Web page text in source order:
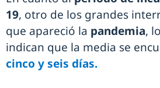
19, otro de los grandes
que apareció la pandemia,
indican que la media se
cinco y seis días.